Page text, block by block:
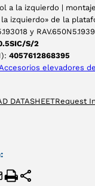
a la izquierdo |
la izquierdo» de la
y
S/2
4057612868395
Accesorios elevadores
DATASHEETRequest